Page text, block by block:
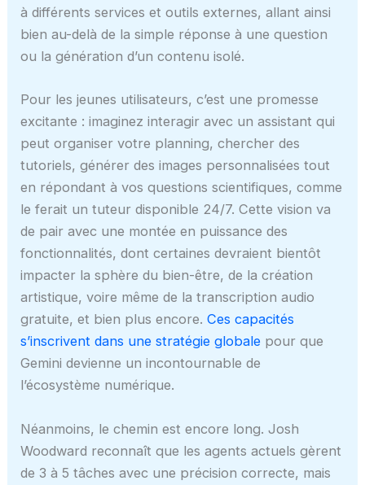
à différents services et outils externes, allant ainsi
bien au-delà de la simple réponse à une question
ou la génération d’un contenu isolé.
Pour les jeunes utilisateurs, c’est une promesse
excitante : imaginez interagir avec un assistant qui
peut organiser votre planning, chercher des
tutoriels, générer des images personnalisées tout
en répondant à vos questions scientifiques, comme
le ferait un tuteur disponible 24/7. Cette vision va
de pair avec une montée en puissance des
fonctionnalités, dont certaines devraient bientôt
impacter la sphère du bien-être, de la création
artistique, voire même de la transcription audio
gratuite, et bien plus encore. Ces capacités
s’inscrivent dans une stratégie globale pour que
Gemini devienne un incontournable de
l’écosystème numérique.
Néanmoins, le chemin est encore long. Josh
Woodward reconnaît que les agents actuels gèrent
de 3 à 5 tâches avec une précision correcte, mais